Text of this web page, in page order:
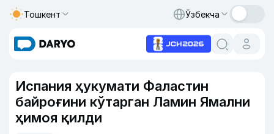
Тошкент Ўзбекча
Испания ҳукумати Фаластин
байроғини кўтарган Ламин Ямални
ҳимоя қилди